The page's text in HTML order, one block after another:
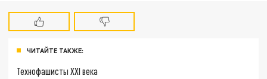
ЧИТАЙТЕ ТАКЖЕ:
Технофашисты XXI века